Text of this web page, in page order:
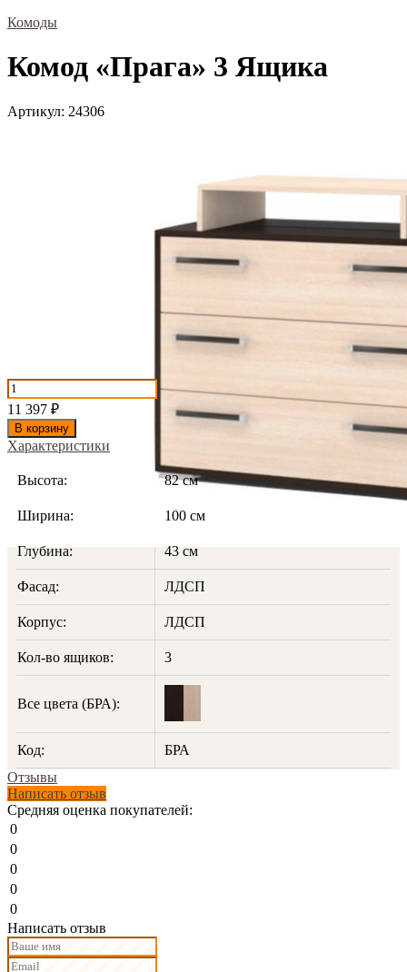
Комоды
Комод «Прага» 3 Ящика
Артикул: 24306
11 397 ₽
В корзину
Характеристики
Высота: 82 см
Ширина: 100 см
Глубина: 43 см
Фасад: ЛДСП
Корпус: ЛДСП
Кол-во ящиков: 3
Все цвета (БРА):
Код:
БРА
Отзывы
Написать отзыв
Средняя оценка покупателей:
0
0
0
0
0
Написать отзыв